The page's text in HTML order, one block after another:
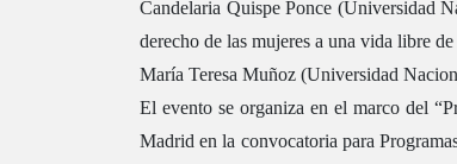
Candelaria Quispe Ponce (Universidad
derecho de las mujeres a una vida libre
María Teresa Muñoz (Universidad
El evento se organiza en el marco del
Madrid en la convocatoria para